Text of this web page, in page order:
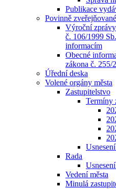
Publikace
Povinně
Výroční
č. 106/1999
informacím
Obecné
zákona č. 255/
Úřední deska
Volené orgány města
Zastupitelstvo
Termíny
Rada
Vedení města
Minulá